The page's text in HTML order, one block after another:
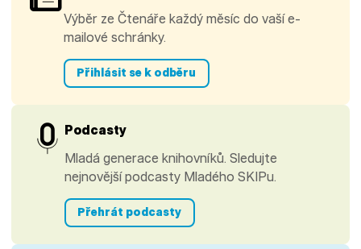
Výběr ze Čtenáře každý měsíc do vaší e-
mailové schránky.
Přihlásit se k odběru
Podcasty
Mladá generace knihovníků. Sledujte
nejnovější podcasty Mladého SKIPu.
Přehrát podcasty